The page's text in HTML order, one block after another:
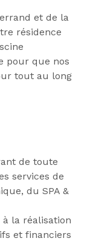
et de la
résidence
pour que nos
tout au long
de toute
services de
du SPA &
la réalisation
et financiers